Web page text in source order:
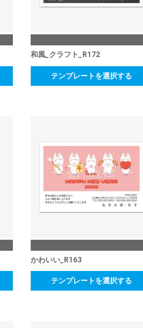
和風_クラフト_R172
テンプレートを選択する
かわいい_R163
テンプレートを選択する